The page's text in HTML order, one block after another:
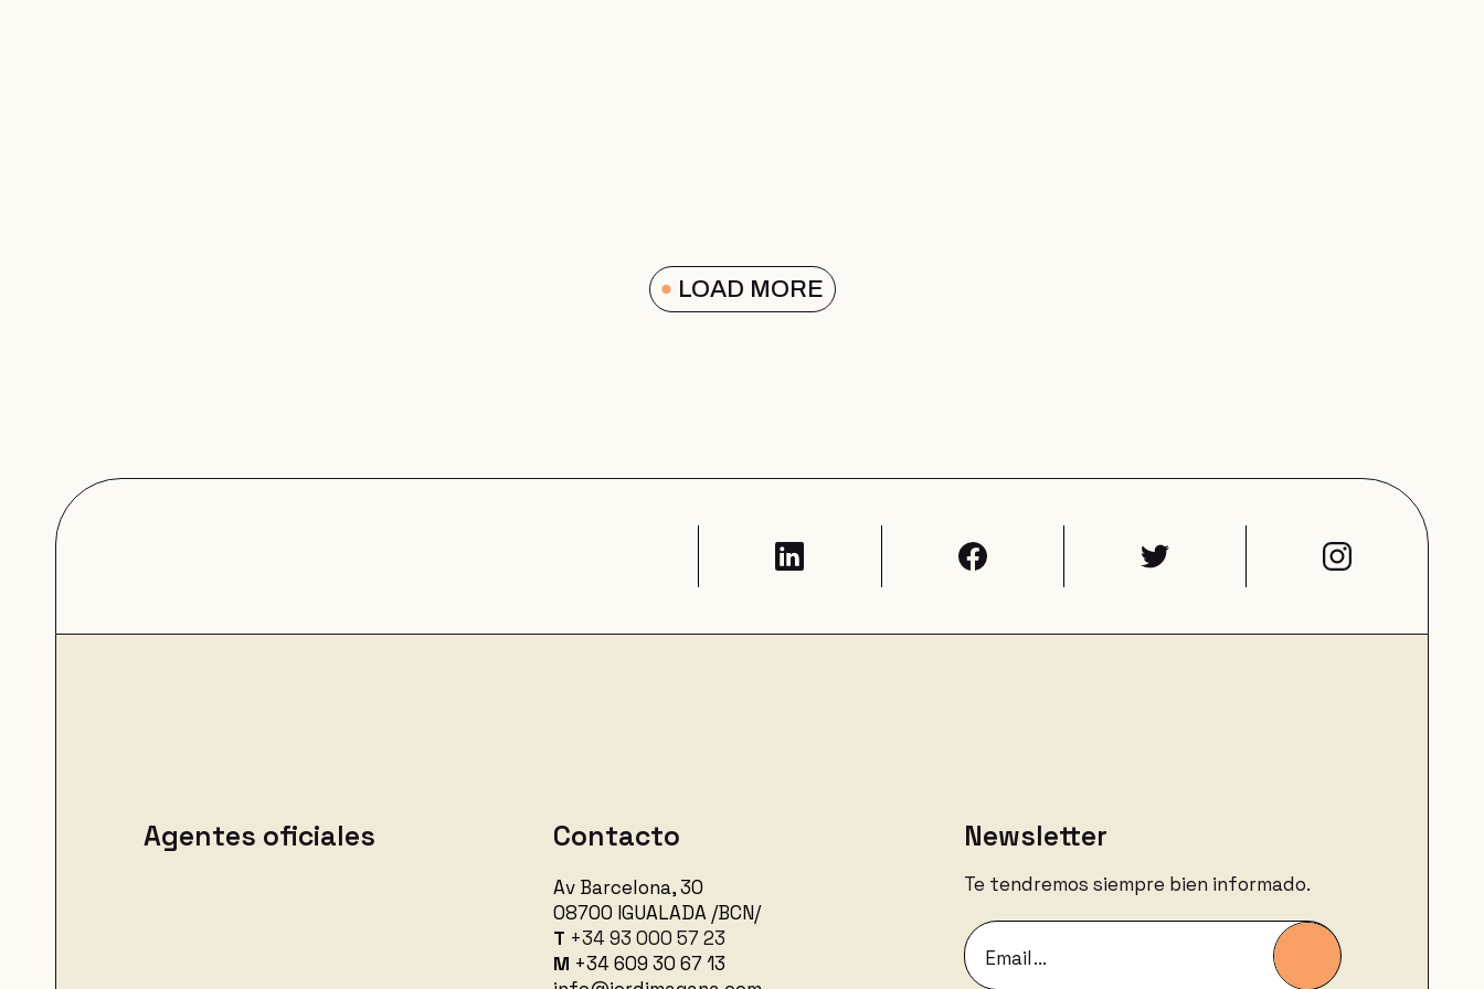
LOAD MORE
Agentes oficiales Contacto
Av Barcelona, 30
08700 IGUALADA /BCN/
T +34 93 000 57 23
M +34609 30 67 13
Newsletter
Te tendremos siempre bien informado.